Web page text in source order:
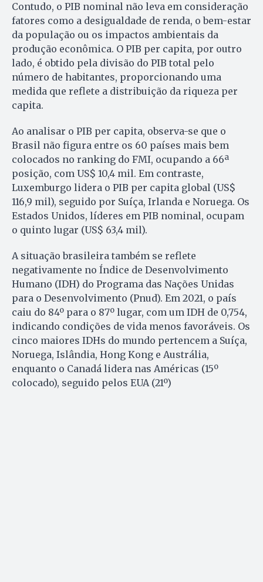
Contudo, o PIB nominal não leva em consideração
fatores como a desigualdade de renda, o bem-estar
da população ou os impactos ambientais da
produção econômica. O PIB per capita, por outro
lado, é obtido pela divisão do PIB total pelo
número de habitantes, proporcionando uma
medida que reflete a distribuição da riqueza per
capita.
Ao analisar o PIB per capita, observa-se que o
Brasil não figura entre os 60 países mais bem
colocados no ranking do FMI, ocupando a 66ª
posição, com US$ 10,4 mil. Em contraste,
Luxemburgo lidera o PIB per capita global (US$
116,9 mil), seguido por Suíça, Irlanda e Noruega. Os
Estados Unidos, líderes em PIB nominal, ocupam
o quinto lugar (US$ 63,4 mil).
A situação brasileira também se reflete
negativamente no Índice de Desenvolvimento
Humano (IDH) do Programa das Nações Unidas
para o Desenvolvimento (Pnud). Em 2021, o país
caiu do 84º para o 87º lugar, com um IDH de 0,754,
indicando condições de vida menos favoráveis. Os
cinco maiores IDHs do mundo pertencem a Suíça,
Noruega, Islândia, Hong Kong e Austrália,
enquanto o Canadá lidera nas Américas (15º
colocado), seguido pelos EUA (21º)